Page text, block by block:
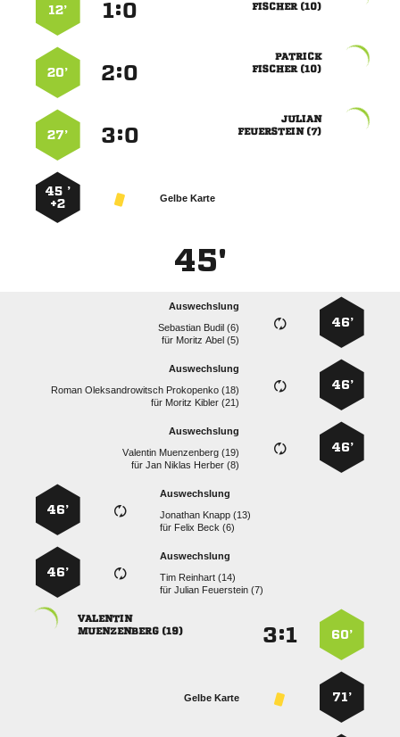
 
:
12’

 
:
20’

 
:
27’
Gelbe Karte
45 ’
+2
45'
46’
Auswechslung
  
für   
46’
Auswechslung
   
für   
46’
Auswechslung
  
für   
Auswechslung
  
für   
46’
Auswechslung
  
für  
46’
60’
:

 
71’
Gelbe Karte